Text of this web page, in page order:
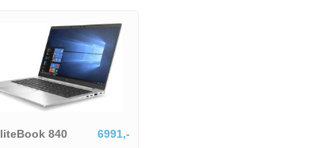
HP EliteBook 840